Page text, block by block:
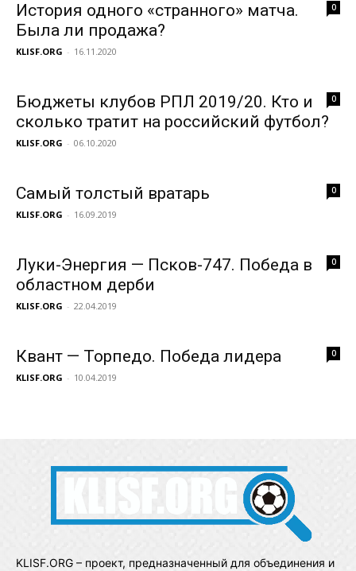
0
История одного «странного» матча.
Была ли продажа?
KLISF.ORG - 16.11.2020
0
Бюджеты клубов РПЛ 2019/20. Кто и
сколько тратит на российский футбол?
KLISF.ORG - 06.10.2020
0
Самый толстый вратарь
KLISF.ORG - 16.09.2019
0
Луки-Энергия — Псков-747. Победа в
областном дерби
KLISF.ORG - 22.04.2019
0
Квант — Торпедо. Победа лидера
KLISF.ORG - 10.04.2019
KLISF.ORG – проект, предназначенный для объединения и